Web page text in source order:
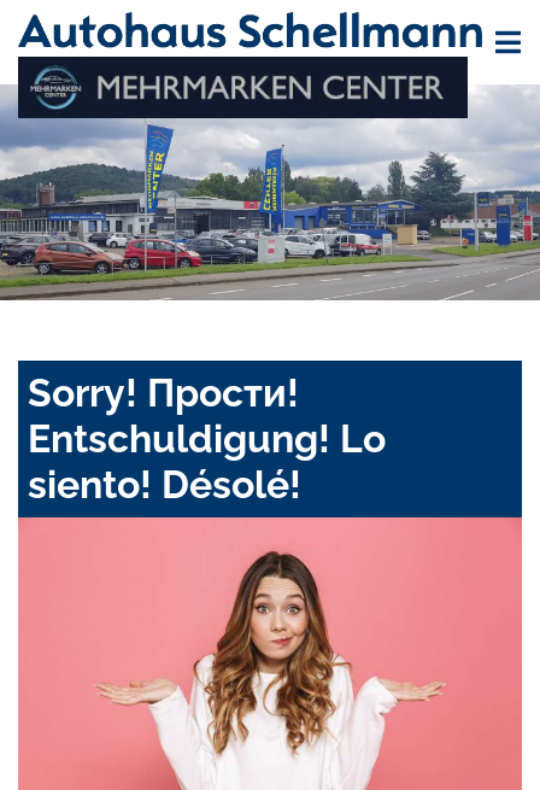
Sorry! Прости!
Entschuldigung! Lo
siento! Désolé!